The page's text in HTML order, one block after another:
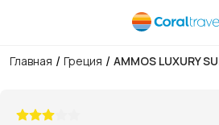
Главная / Греция / AMMOS LUXURY